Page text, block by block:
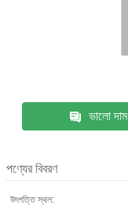
ভালো দাম
পণ্যের বিবরণ
উৎপত্তি স্থল: